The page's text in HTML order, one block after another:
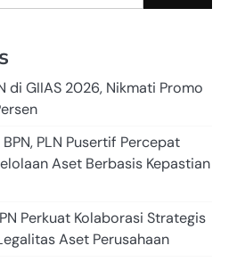
di GIIAS 2026, Nikmati Promo
PLN Pusertif Percepat
Aset Berbasis Kepastian
Perkuat Kolaborasi Strategis
Aset Perusahaan